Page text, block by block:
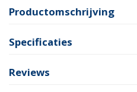
Productomschrijving
Specificaties
Reviews